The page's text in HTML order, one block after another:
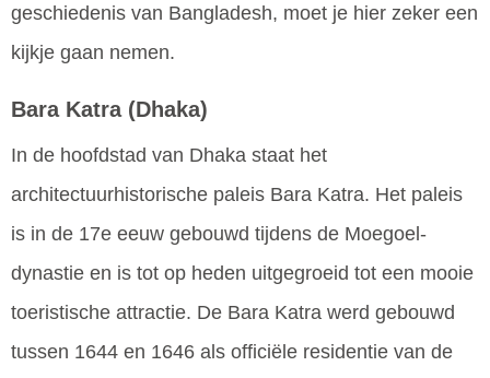
geschiedenis van Bangladesh, moet je hier zeker een
kijkje gaan nemen.
Bara Katra (Dhaka)
In de hoofdstad van Dhaka staat het
architectuurhistorische paleis Bara Katra. Het paleis
is in de 17e eeuw gebouwd tijdens de Moegoel-
dynastie en is tot op heden uitgegroeid tot een mooie
toeristische attractie. De Bara Katra werd gebouwd
tussen 1644 en 1646 als officiële residentie van de